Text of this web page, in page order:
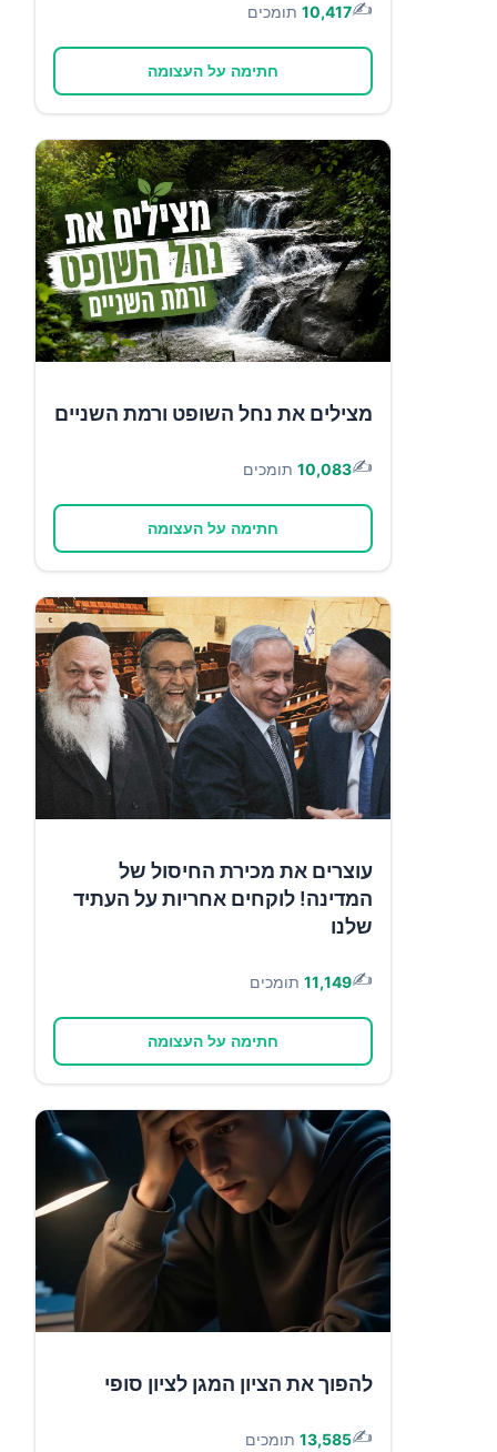
✍️
10,417 תומכים
חתימה על העצומה
מצילים את נחל השופט ורמת השניים
✍️
10,083 תומכים
חתימה על העצומה
עוצרים את מכירת החיסול של
המדינה! לוקחים אחריות על העתיד
שלנו
✍️
11,149 תומכים
חתימה על העצומה
להפוך את הציון המגן לציון סופי
✍️
13,585 תומכים